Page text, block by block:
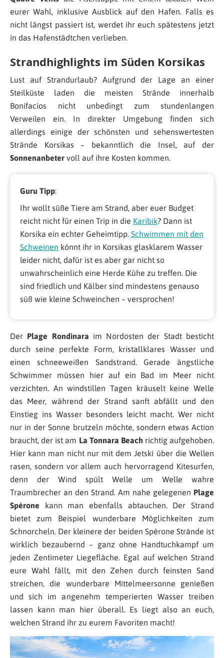
eurer Wahl, inklusive Ausblick auf den Hafen. Falls es
nicht längst passiert ist, werdet ihr euch spätestens jetzt
in das Hafenstädtchen verlieben.
Strandhighlights im Süden Korsikas
Lust auf Strandurlaub? Aufgrund der Lage an einer
Steilküste laden die meisten Strände innerhalb
Bonifacios nicht unbedingt zum stundenlangen
Verweilen ein. In direkter Umgebung finden sich
allerdings einige der schönsten und sehenswertesten
Strände Korsikas – bekanntlich die Insel, auf der
Sonnenanbeter voll auf ihre Kosten kommen.
Guru Tipp:
Ihr wollt süße Tiere am Strand, aber euer Budget
reicht nicht für einen Trip in die Karibik? Dann ist
Korsika ein echter Geheimtipp. Schwimmen mit den
Schweinen könnt ihr in Korsikas glasklarem Wasser
leider nicht, dafür ist es aber gar nicht so
unwahrscheinlich eine Herde Kühe zu treffen. Die
sind friedlich und Kälber sind mindestens genauso
süß wie kleine Schweinchen – versprochen!
Der Plage Rondinara im Nordosten der Stadt besticht
durch seine perfekte Form, kristallklares Wasser und
einen schneeweißen Sandstrand. Gerade ängstliche
Schwimmer müssen hier auf ein Bad im Meer nicht
verzichten. An windstillen Tagen kräuselt keine Welle
das Meer, während der Strand sanft abfällt und den
Einstieg ins Wasser besonders leicht macht. Wer nicht
nur in der Sonne brutzeln möchte, sondern etwas Action
braucht, der ist am La Tonnara Beach richtig aufgehoben.
Hier kann man nicht nur mit dem Jetski über die Wellen
rasen, sondern vor allem auch hervorragend Kitesurfen,
denn der Wind spült Welle um Welle wahre
Traumbrecher an den Strand. Am nahe gelegenen Plage
Spérone kann man ebenfalls abtauchen. Der Strand
bietet zum Beispiel wunderbare Möglichkeiten zum
Schnorcheln. Der kleinere der beiden Spérone Strände ist
wirklich bezaubernd – ganz ohne Handtuchkampf um
jeden Zentimeter Liegefläche. Egal auf welchen Strand
eure Wahl fällt, mit den Zehen durch feinsten Sand
streichen, die wunderbare Mittelmeersonne genießen
und sich im angenehm temperierten Wasser treiben
lassen kann man hier überall. Es liegt also an euch,
welchen Strand ihr zu eurem Favoriten macht!